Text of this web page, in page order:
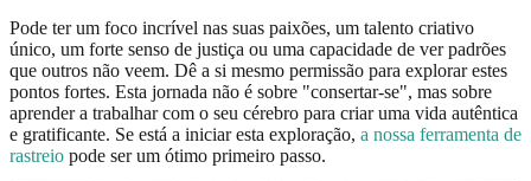
Pode ter um foco incrível nas suas paixões, um talento criativo
único, um forte senso de justiça ou uma capacidade de ver padrões
que outros não veem. Dê a si mesmo permissão para explorar estes
pontos fortes. Esta jornada não é sobre "consertar-se", mas sobre
aprender a trabalhar com o seu cérebro para criar uma vida autêntica
e gratificante. Se está a iniciar esta exploração, a nossa ferramenta de
rastreio pode ser um ótimo primeiro passo.